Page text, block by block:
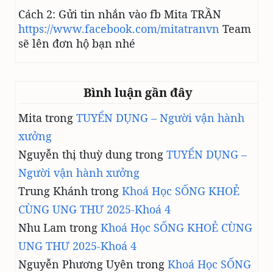
Cách 2: Gửi tin nhắn vào fb Mita TRẦN
https://www.facebook.com/mitatranvn Team
sẽ lên đơn hộ bạn nhé
Bình luận gần đây
Mita trong TUYỂN DỤNG – Người vận hành
xưởng
Nguyễn thị thuỳ dung trong TUYỂN DỤNG –
Người vận hành xưởng
Trung Khánh trong Khoá Học SỐNG KHOẺ
CÙNG UNG THƯ 2025-Khoá 4
Nhu Lam trong Khoá Học SỐNG KHOẺ CÙNG
UNG THƯ 2025-Khoá 4
Nguyễn Phương Uyên trong Khoá Học SỐNG